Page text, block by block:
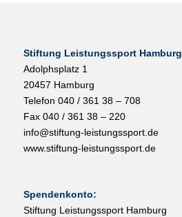
Stiftung Leistungssport Hamburg
Adolphsplatz 1
20457 Hamburg
Telefon 040 / 361 38 – 708
Fax 040 / 361 38 – 220
info@stiftung-leistungssport.de
www.stiftung-leistungssport.de
Spendenkonto:
Stiftung Leistungssport Hamburg